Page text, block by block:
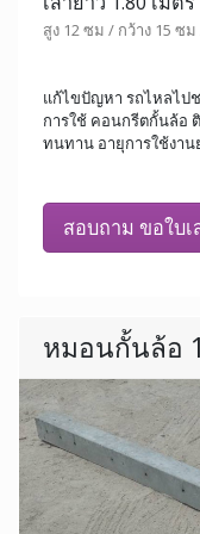
สูง 12 ซม / กว้าง 15 ซ
แก้ไขปัญหา รถไหลไป
การใช้ คอนกรีตกั้นล้อ
ทนทาน อายุการใช้งา
สอบถาม ขอใบ
หมอนกั้นล้อ